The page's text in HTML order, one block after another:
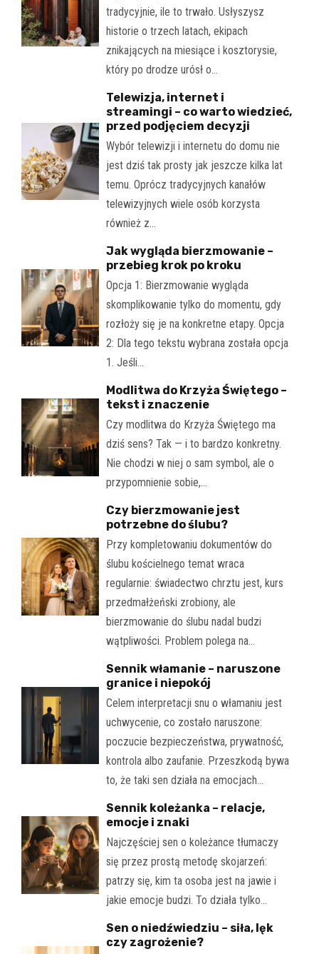
tradycyjnie, ile to trwało. Usłyszysz
historie o trzech latach, ekipach
znikających na miesiące i kosztorysie,
który po drodze urósł o…
Telewizja, internet i
streamingi – co warto wiedzieć,
przed podjęciem decyzji
Wybór telewizji i internetu do domu nie
jest dziś tak prosty jak jeszcze kilka lat
temu. Oprócz tradycyjnych kanałów
telewizyjnych wiele osób korzysta
również z…
Jak wygląda bierzmowanie –
przebieg krok po kroku
Opcja 1: Bierzmowanie wygląda
skomplikowanie tylko do momentu, gdy
rozłoży się je na konkretne etapy. Opcja
2: Dla tego tekstu wybrana została opcja
1. Jeśli…
Modlitwa do Krzyża Świętego –
tekst i znaczenie
Czy modlitwa do Krzyża Świętego ma
dziś sens? Tak — i to bardzo konkretny.
Nie chodzi w niej o sam symbol, ale o
przypomnienie sobie,…
Czy bierzmowanie jest
potrzebne do ślubu?
Przy kompletowaniu dokumentów do
ślubu kościelnego temat wraca
regularnie: świadectwo chrztu jest, kurs
przedmałżeński zrobiony, ale
bierzmowanie do ślubu nadal budzi
wątpliwości. Problem polega na…
Sennik włamanie – naruszone
granice i niepokój
Celem interpretacji snu o włamaniu jest
uchwycenie, co zostało naruszone:
poczucie bezpieczeństwa, prywatność,
kontrola albo zaufanie. Przeszkodą bywa
to, że taki sen działa na emocjach…
Sennik koleżanka – relacje,
emocje i znaki
Najczęściej sen o koleżance tłumaczy
się przez prostą metodę skojarzeń:
patrzy się, kim ta osoba jest na jawie i
jakie emocje budzi. To działa tylko…
Sen o niedźwiedziu – siła, lęk
czy zagrożenie?